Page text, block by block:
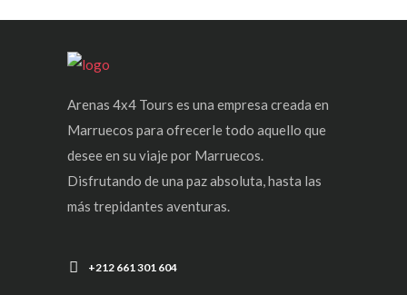
Arenas 4x4 Tours es una empresa creada en
Marruecos para ofrecerle todo aquello que
desee en su viaje por Marruecos.
Disfrutando de una paz absoluta, hasta las
más trepidantes aventuras.
+212 661 301 604